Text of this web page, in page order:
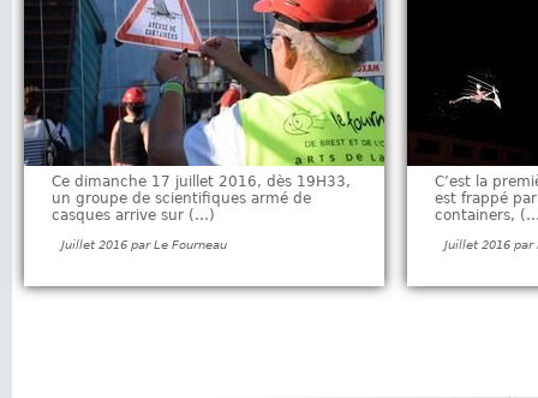
Ce dimanche 17 juillet 2016, dès 19H33,
un groupe de scientifiques armé de
casques arrive sur (…)
Juillet 2016 par Le Fourneau
C’est la
est frappé
containers,
Juillet 2016 par